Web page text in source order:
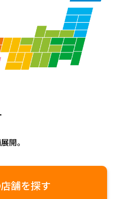
開。
舗を探す